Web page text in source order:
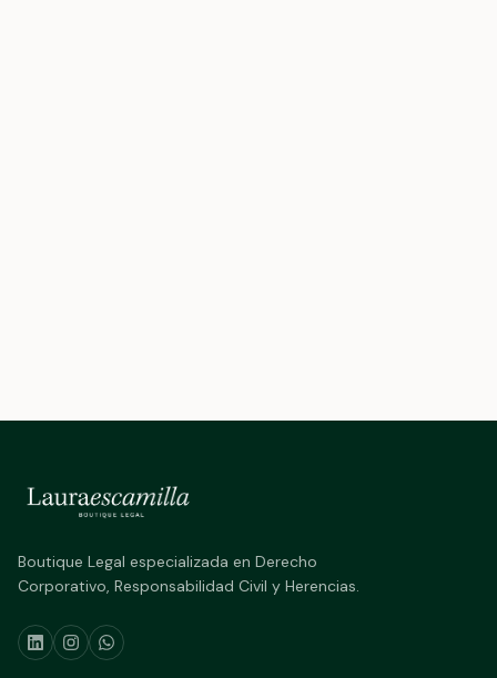
Boutique Legal especializada en Derecho
Corporativo, Responsabilidad Civil y Herencias.